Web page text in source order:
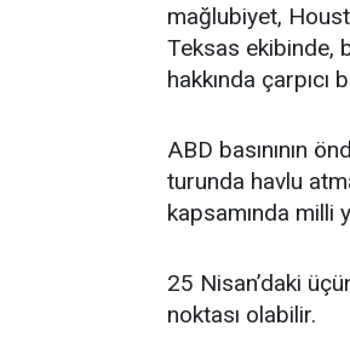
mağlubiyet,
Teksas ekibinde,
hakkında çarpıcı
ABD basınının
turunda havlu
kapsamında milli
25 Nisan’daki
noktası olabilir.